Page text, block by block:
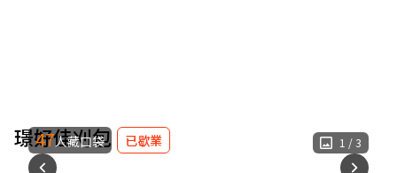
璟好佳刈包 已歇業 1 / 3
47人藏口袋